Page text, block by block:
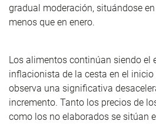
gradual moderación, situándose
menos que en enero.
Los alimentos continúan siendo el
inflacionista de la cesta en el inicio
observa una significativa
incremento. Tanto los precios de
como los no elaborados se sitúan